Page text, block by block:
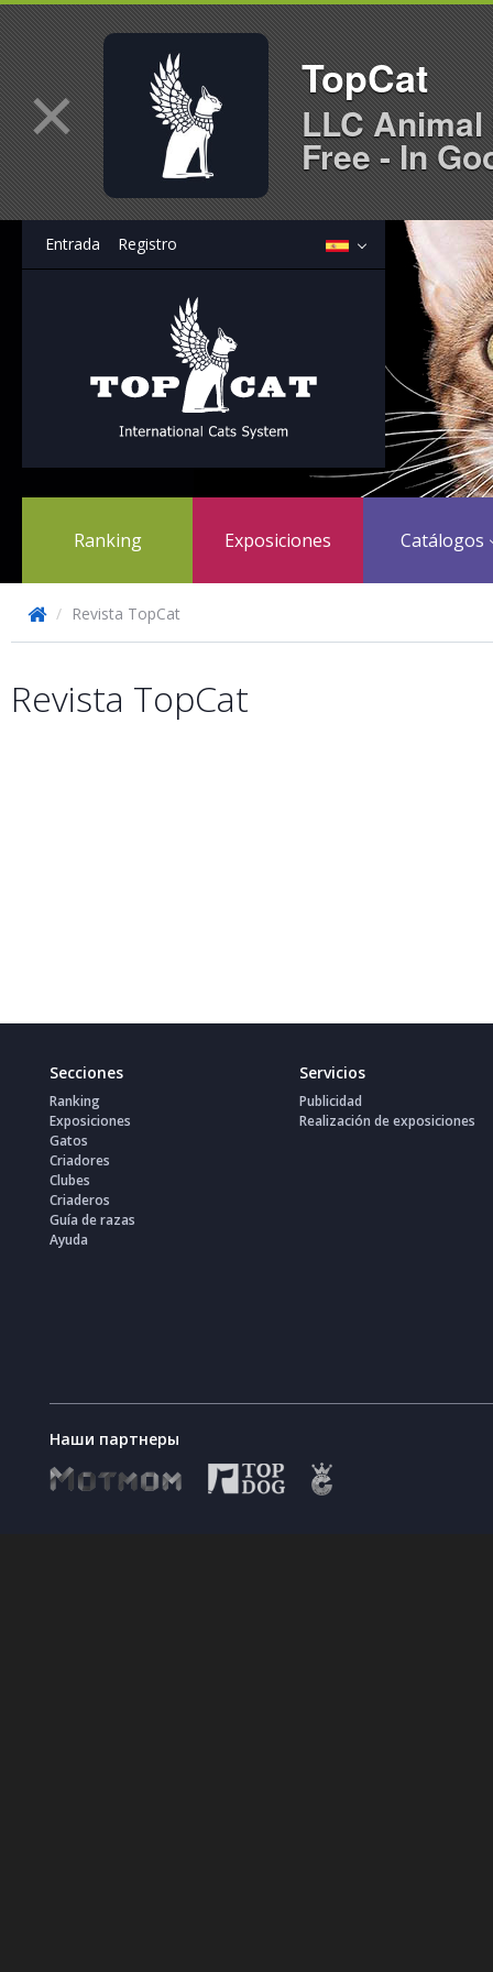
Entrada Registro
Ranking Exposiciones Catálogos
/ Revista TopCat
Revista TopCat
Secciones
Ranking
Exposiciones
Gatos
Criadores
Clubes
Criaderos
Guía de razas
Ayuda
Servicios
Publicidad
Realización de exposiciones
Наши партнеры
× TopCat
LLC
Free - In